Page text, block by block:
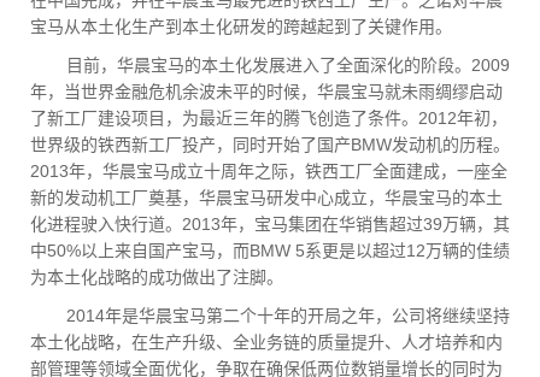
宝马从本土化生产到本土化研发的跨越起到了关键作用。
目前，华晨宝马的本土化发展进入了全面深化的阶段。2009
年，当世界金融危机余波未平的时候，华晨宝马就未雨绸缪启动
了新工厂建设项目，为最近三年的腾飞创造了条件。2012年初，
世界级的铁西新工厂投产，同时开始了国产BMW发动机的历程。
2013年，华晨宝马成立十周年之际，铁西工厂全面建成，一座全
新的发动机工厂奠基，华晨宝马研发中心成立，华晨宝马的本土
化进程驶入快行道。2013年，宝马集团在华销售超过39万辆，其
中50%以上来自国产宝马，而BMW 5系更是以超过12万辆的佳绩
为本土化战略的成功做出了注脚。
2014年是华晨宝马第二个十年的开局之年，公司将继续坚持
本土化战略，在生产升级、全业务链的质量提升、人才培养和内
部管理等领域全面优化，争取在确保低两位数销量增长的同时为